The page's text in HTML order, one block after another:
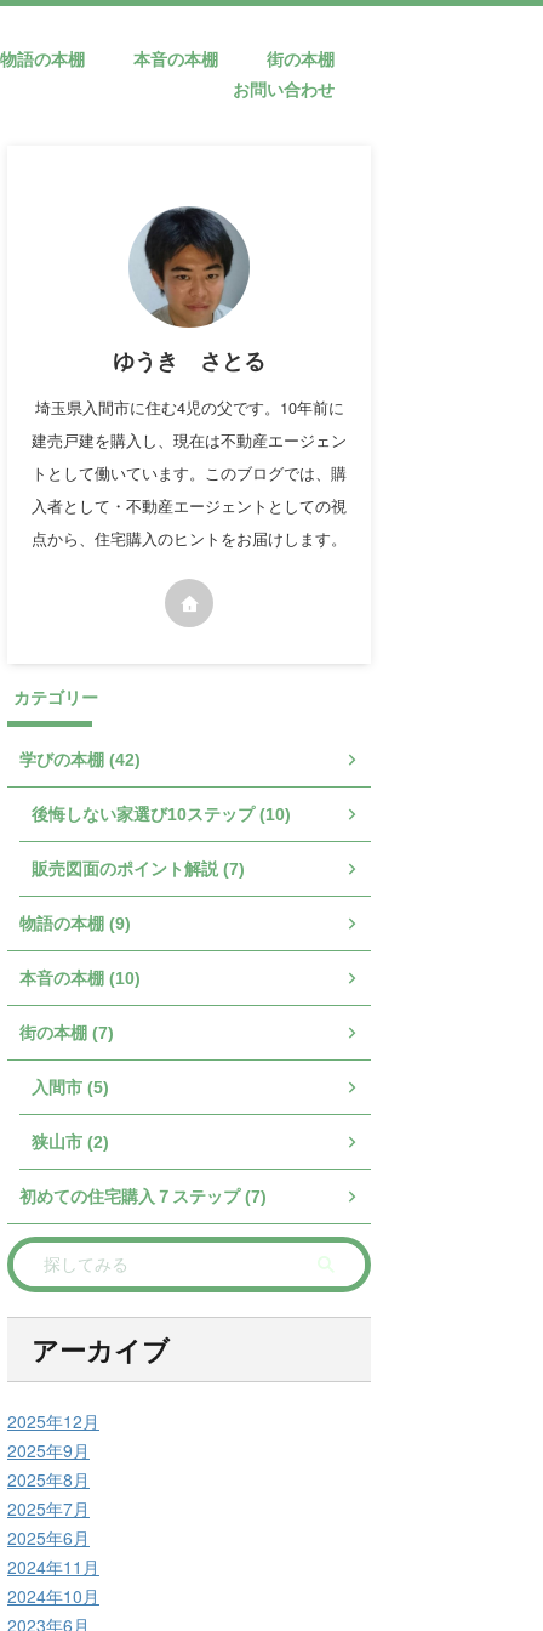
物語の本棚 本音の本棚
街の本棚
お問い合わせ
ゆうき さとる
埼玉県入間市に住む4児の父です。10年前に
建売戸建を購入し、現在は不動産エージェン
トとして働いています。このブログでは、購
入者として・不動産エージェントとしての視
点から、住宅購入のヒントをお届けします。
カテゴリー
学びの本棚 (42)
後悔しない家選び10ステップ (10)
販売図面のポイント解説 (7)
物語の本棚 (9)
本音の本棚 (10)
街の本棚 (7)
入間市 (5)
狭山市 (2)
初めての住宅購入７ステップ (7)
アーカイブ
2025年12月
2025年9月
2025年8月
2025年7月
2025年6月
2024年11月
2024年10月
2023年6月